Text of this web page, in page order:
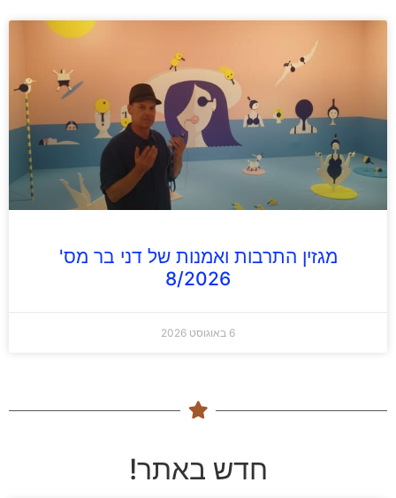
מגזין התרבות ואמנות של דני בר מס'
8/2026
6 באוגוסט 2026
חדש באתר!